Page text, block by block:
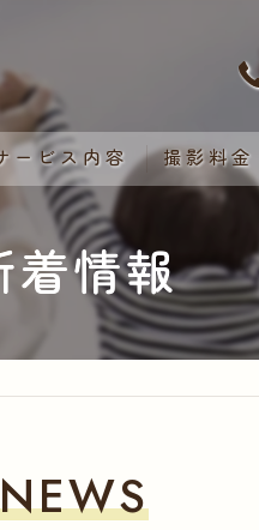
ービス内容
よくある質問
撮影料金
着情報
NEWS